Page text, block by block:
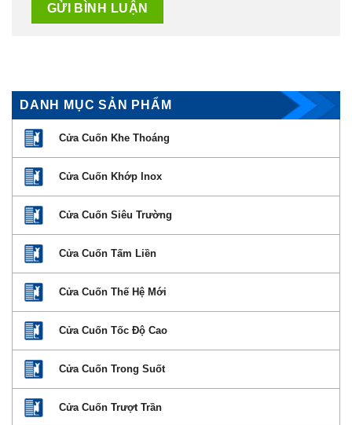
DANH MỤC SẢN PHẨM
Cửa Cuốn Khe Thoáng
Cửa Cuốn Khớp Inox
Cửa Cuốn Siêu Trường
Cửa Cuốn Tấm Liền
Cửa Cuốn Thế Hệ Mới
Cửa Cuốn Tốc Độ Cao
Cửa Cuốn Trong Suốt
Cửa Cuốn Trượt Trần